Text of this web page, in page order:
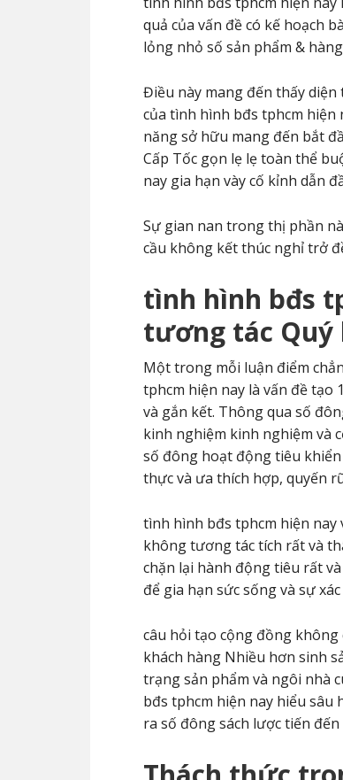
quả của vấn đề có kế hoạch
lỏng nhỏ số sản phẩm &
Điều này mang đến thấy
của tình hình bđs tphcm hiện
năng sở hữu mang đến bắt
Cấp Tốc gọn lẹ lẹ toàn thể
nay gia hạn vày cố kỉnh dẫn
Sự gian nan trong thị phần
cầu không kết thúc nghỉ trở
tình hình bđs
tương tác Quý
Một trong mỗi luận điểm
tphcm hiện nay là vấn đề
và gắn kết. Thông qua số
kinh nghiệm kinh nghiệm và
số đông hoạt động tiêu
thực và ưa thích hợp, quyến
tình hình bđs tphcm hiện
không tương tác tích rất và
chặn lại hành động tiêu rất
để gia hạn sức sống và sự
câu hỏi tạo cộng đồng
khách hàng Nhiều hơn sinh
trạng sản phẩm và ngôi nhà
bđs tphcm hiện nay hiểu sâu
ra số đông sách lược tiến đến